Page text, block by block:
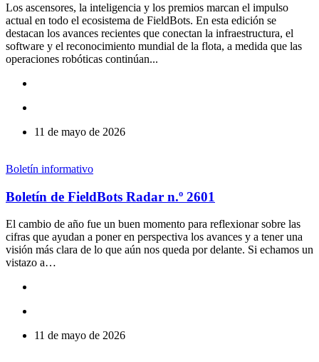
Los ascensores, la inteligencia y los premios marcan el impulso
actual en todo el ecosistema de FieldBots. En esta edición se
destacan los avances recientes que conectan la infraestructura, el
software y el reconocimiento mundial de la flota, a medida que las
operaciones robóticas continúan...
11 de mayo de 2026
Boletín informativo
Boletín de FieldBots Radar n.º 2601
El cambio de año fue un buen momento para reflexionar sobre las
cifras que ayudan a poner en perspectiva los avances y a tener una
visión más clara de lo que aún nos queda por delante. Si echamos un
vistazo a…
11 de mayo de 2026